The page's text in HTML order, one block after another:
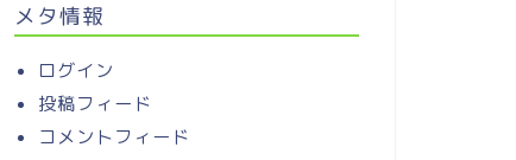
メタ情報
ログイン
投稿フィード
コメントフィード